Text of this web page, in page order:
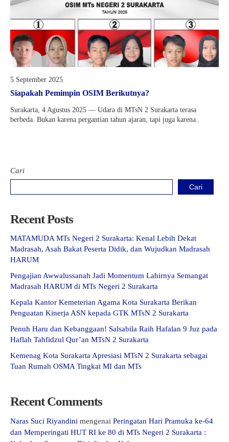
5 September 2025
Siapakah Pemimpin OSIM Berikutnya?
Surakarta, 4 Agustus 2025 — Udara di MTsN 2 Surakarta terasa
berbeda. Bukan karena pergantian tahun ajaran, tapi juga karena..
Cari
Cari
Recent Posts
MATAMUDA MTs Negeri 2 Surakarta: Kenal Lebih Dekat
Madrasah, Asah Bakat Peserta Didik, dan Wujudkan Madrasah
HARUM
Pengajian Awwalussanah Jadi Momentum Lahirnya Semangat
Madrasah HARUM di MTs Negeri 2 Surakarta
Kepala Kantor Kemeterian Agama Kota Surakarta Berikan
Penguatan Kinerja ASN kepada GTK MTsN 2 Surakarta
Penuh Haru dan Kebanggaan! Salsabila Raih Hafalan 9 Juz pada
Haflah Tahfidzul Qur’an MTsN 2 Surakarta
Kemenag Kota Surakarta Apresiasi MTsN 2 Surakarta sebagai
Tuan Rumah OSMA Tingkat MI dan MTs
Recent Comments
Naras Suci Riyandini mengenai Peringatan Hari Pramuka ke-64
dan Memperingati HUT RI ke 80 di MTs Negeri 2 Surakarta :